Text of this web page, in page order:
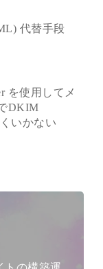
代替手段
を使用してメ
DKIM
いかない